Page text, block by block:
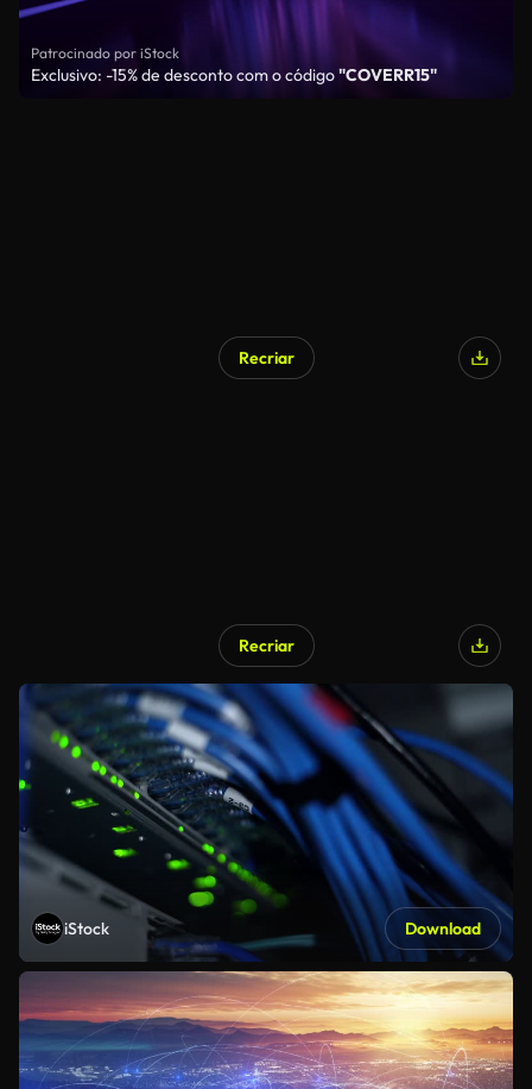
Patrocinado por iStock
Exclusivo: -15% de desconto com o código"COVERR15"
Recriar
Recriar
iStock Download